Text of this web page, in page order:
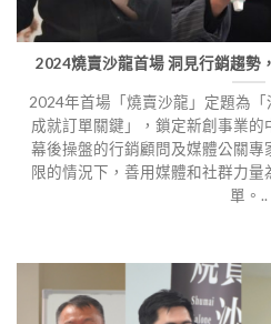
2024燒賣沙龍首場 洞見行銷趨勢
2024年首場「燒賣沙龍」定題為
成就訂單關鍵」，鎖定新創事業
幕後操盤的行銷顧問及媒體公關
限的情況下，善用媒體和社群力
單。..